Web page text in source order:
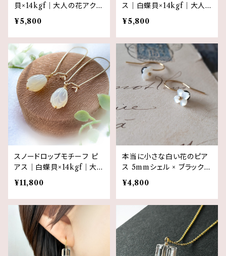
貝×14kgf｜大人の花アクセ
サリー・すずらん
¥5,800
ス｜白蝶貝×14kgf｜大人
の花アクセサリー・チューリ
ップ
¥5,800
スノードロップモチーフ ピ
アス｜白蝶貝×14kgf｜大
人の花アクセサリー・スノー
ドロップ
¥11,800
本当に小さな白い花のピア
ス 5mmシェル × ブラックス
ピネル｜14kgf モノトーン
フラワーピアス
¥4,800